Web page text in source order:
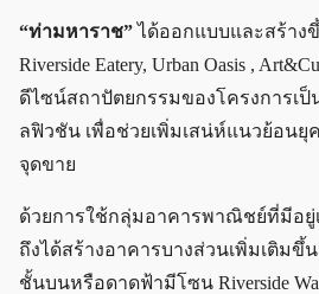
“ท่ามหาราช”ได้ออกแบบและสร้าง
Riverside Eatery, Urban Oasis ,
ดีไซน์สถาปัตยกรรมของโครงการเป็
ลฟิวชัน เพื่อช่วยเพิ่มเสน่ห์แนวย้อนยุ
จุดขาย
ด้วยการใช้กลุ่มอาคารพาณิชย์ที่มีอยู่
ถึงได้สร้างอาคารบางส่วนเพิ่มเติมขึ้
ชั้นบนหรือดาดฟ้ามีโซน Riverside